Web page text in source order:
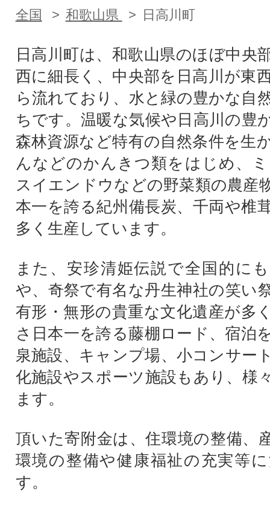
全国 和歌山県 日高川町
日高川町は、和歌山県のほぼ中央
西に細長く、中央部を日高川が東
ら流れており、水と緑の豊かな自
ちです。温暖な気候や日高川の豊
森林資源など特有の自然条件を生
んなどのかんきつ類をはじめ、
スイエンドウなどの野菜類の農産
本一を誇る紀州備長炭、千両や椎
多く生産しています。
また、安珍清姫伝説で全国的に
や、奇祭で有名な丹生神社の笑い
有形・無形の貴重な文化遺産が多
さ日本一を誇る藤棚ロード、宿泊
泉施設、キャンプ場、小コンサー
化施設やスポーツ施設もあり、様
ます。
頂いた寄附金は、住環境の整備、
環境の整備や健康福祉の充実等
す。